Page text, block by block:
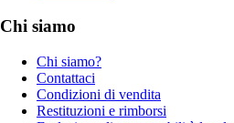
Chi siamo
Chi siamo?
Contattaci
Condizioni di vendita
Restituzioni e rimborsi